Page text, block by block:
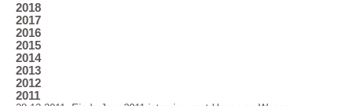
2018
2017
2016
2015
2014
2013
2012
2011